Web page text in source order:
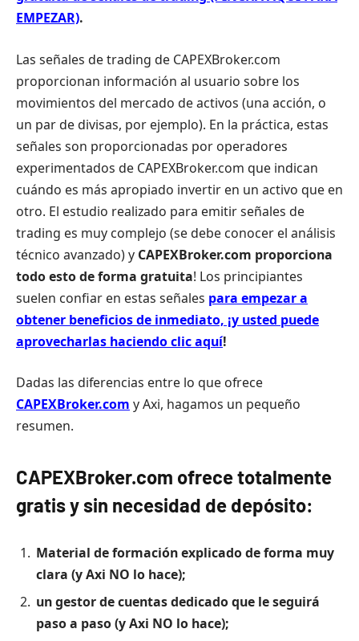
EMPEZAR).
Las señales de trading de CAPEXBroker.com
proporcionan información al usuario sobre los
movimientos del mercado de activos (una acción, o
un par de divisas, por ejemplo). En la práctica, estas
señales son proporcionadas por operadores
experimentados de CAPEXBroker.com que indican
cuándo es más apropiado invertir en un activo que en
otro. El estudio realizado para emitir señales de
trading es muy complejo (se debe conocer el análisis
técnico avanzado) y CAPEXBroker.com proporciona
todo esto de forma gratuita! Los principiantes
suelen confiar en estas señales para empezar a
obtener beneficios de inmediato, ¡y usted puede
aprovecharlas haciendo clic aquí!
Dadas las diferencias entre lo que ofrece
CAPEXBroker.com y Axi, hagamos un pequeño
resumen.
CAPEXBroker.com ofrece totalmente
gratis y sin necesidad de depósito:
Material de formación explicado de forma muy
clara (y Axi NO lo hace);
un gestor de cuentas dedicado que le seguirá
paso a paso (y Axi NO lo hace);